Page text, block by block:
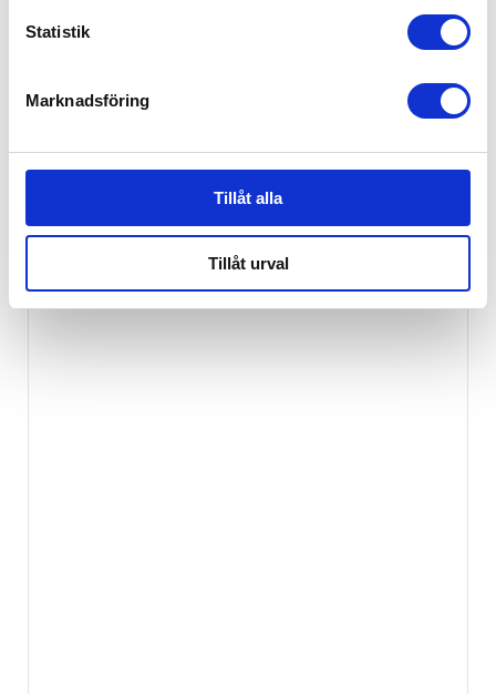
Statistik
Marknadsföring
Tillåt alla
Tillåt urval